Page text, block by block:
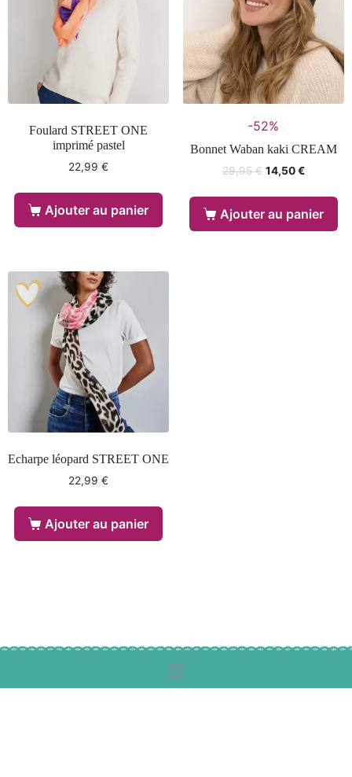
Foulard STREET ONE
imprimé pastel
22,99€
Ajouter au panier
-52%
Bonnet Waban kaki CREAM
29,95€ 14,50€
Ajouter au panier
Echarpe léopard STREET ONE
22,99€
Ajouter au panier